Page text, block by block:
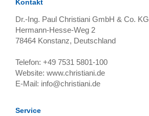
Kontakt
Dr.-Ing. Paul Christiani GmbH & Co. KG
Hermann-Hesse-Weg 2
78464 Konstanz, Deutschland
Telefon: +49 7531 5801-100
Website: www.christiani.de
E-Mail: info@christiani.de
Service